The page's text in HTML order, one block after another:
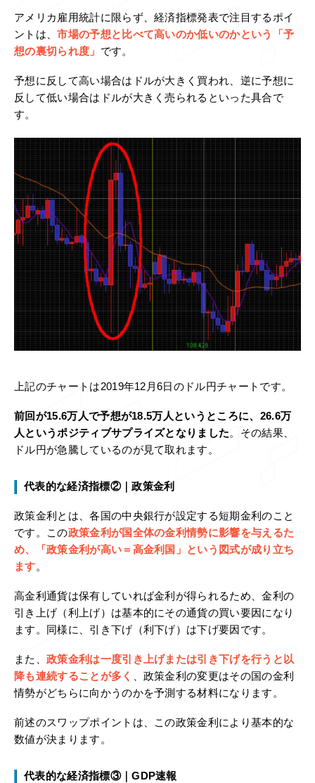
アメリカ雇用統計に限らず、経済指標発表で注目するポイ
ントは、市場の予想と比べて高いのか低いのかという「予
想の裏切られ度」 です。
予想に反して高い場合はドルが大きく買われ、逆に予想に
反して低い場合はドルが大きく売られるといった具合で
す。
上記のチャートは2019年12月6日のドル円チャートです。
前回が15.6万人で予想が18.5万人というところに、26.6万
人というポジティブサプライズとなりました。その結果、
ドル円が急騰しているのが見て取れます。
代表的な経済指標②｜政策金利
政策金利とは、各国の中央銀行が設定する短期金利のこと
です。この政策金利が国全体の金利情勢に影響を与えるた
め、「政策金利が高い＝高金利国」という図式が成り立ち
ます。
高金利通貨は保有していれば金利が得られるため、金利の
引き上げ（利上げ）は基本的にその通貨の買い要因になり
ます。同様に、引き下げ（利下げ）は下げ要因です。
また、 政策金利は一度引き上げまたは引き下げを行うと以
降も連続することが多く 、政策金利の変更はその国の金利
情勢がどちらに向かうのかを予測する材料になります。
前述のスワップポイントは、この政策金利により基本的な
数値が決まります。
代表的な経済指標③｜GDP速報